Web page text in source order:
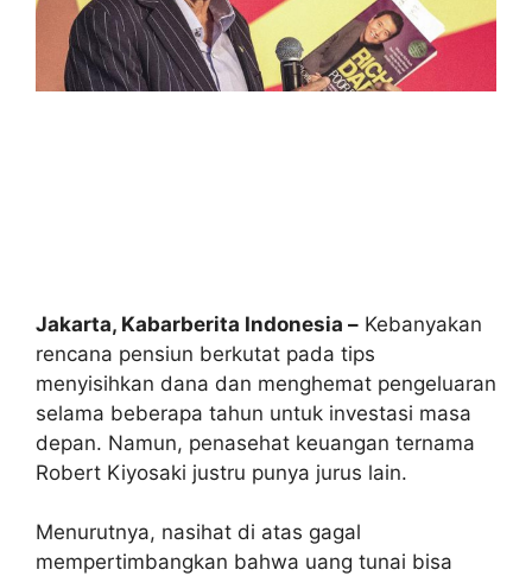
Jakarta, Kabarberita Indonesia – Kebanyakan
rencana pensiun berkutat pada tips
menyisihkan dana dan menghemat pengeluaran
selama beberapa tahun untuk investasi masa
depan. Namun, penasehat keuangan ternama
Robert Kiyosaki justru punya jurus lain.
Menurutnya, nasihat di atas gagal
mempertimbangkan bahwa uang tunai bisa